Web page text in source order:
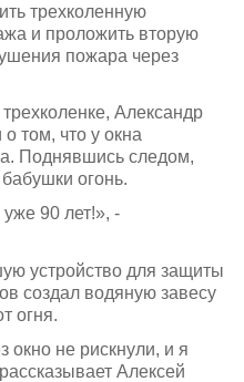
трехколенную
и проложить вторую
пожара через
Александр
том, что у окна
Поднявшись следом,
огонь.
90 лет!», -
устройство для защиты
создал водяную завесу
огня.
окно не рискнули, и я
Алексей